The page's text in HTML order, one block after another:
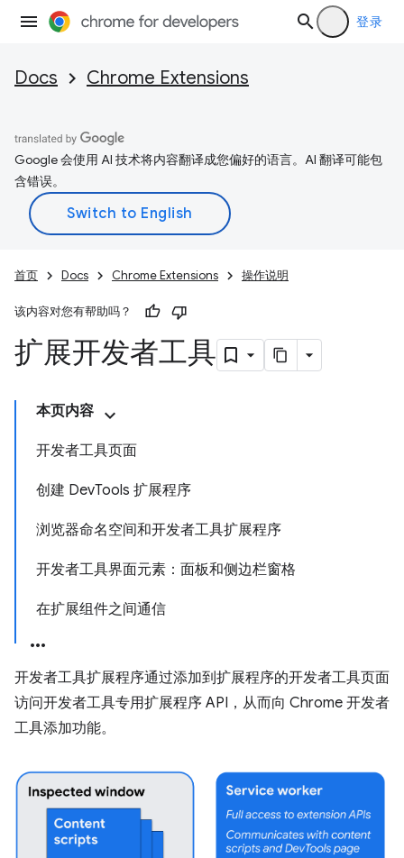
登录
Docs Chrome Extensions
Google 会使用 AI 技术将内容翻译成您偏好的语言。AI 翻译可能包
含错误。
首页 Docs Chrome Extensions 操作说明
该内容对您有帮助吗？
扩展开发者工具
本页内容
开发者工具页面
创建 DevTools 扩展程序
浏览器命名空间和开发者工具扩展程序
开发者工具界面元素：面板和侧边栏窗格
在扩展组件之间通信
开发者工具扩展程序通过添加到扩展程序的开发者工具页面
访问开发者工具专用扩展程序 API，从而向 Chrome 开发者
工具添加功能。